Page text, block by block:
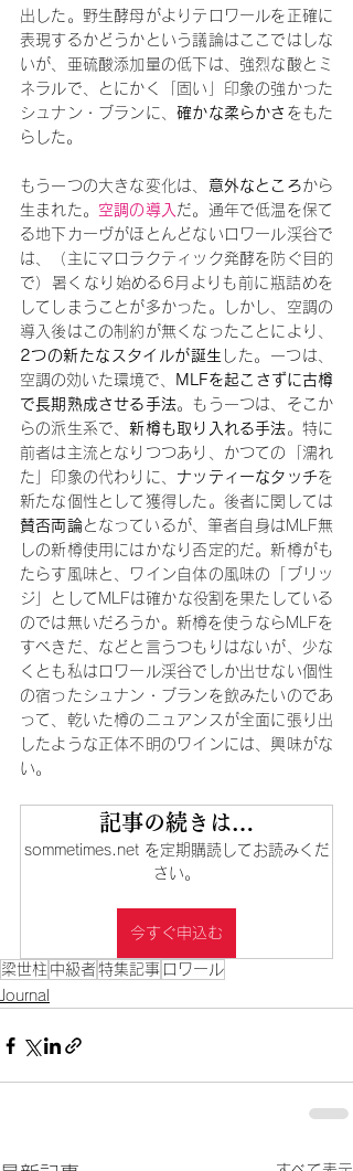
出した。野生酵母がよりテロワールを正確に
表現するかどうかという議論はここではしな
いが、亜硫酸添加量の低下は、強烈な酸とミ
ネラルで、とにかく「固い」印象の強かった
シュナン・ブランに、確かな柔らかさ をもた
らした。
もう一つの大きな変化は、 意外なところから
生まれた。 空調の導入 だ。通年で低温を保て
る地下カーヴがほとんどないロワール渓谷で
は、（主にマロラクティック発酵を防ぐ目的
で）暑くなり始める6月よりも前に瓶詰めを
してしまうことが多かった。しかし、空調の
導入後はこの制約が無くなったことにより、
2つの新たなスタイルが誕生 した。一つは、
空調の効いた環境で、
MLFを起こさずに古樽
で長期熟成させる手法。もう一つは、そこか
らの派生系で、新樽も取り入れる手法。特に
前者は主流となりつつあり、かつての「濡れ
た」印象の代わりに、 ナッティーなタッチを
新たな個性として獲得した。後者に関しては
賛否両論となっているが、筆者自身はMLF無
しの新樽使用にはかなり否定的だ。新樽がも
たらす風味と、ワイン自体の風味の「ブリッ
ジ」としてMLFは確かな役割を果たしている
のでは無いだろうか。新樽を使うならMLFを
すべきだ、などと言うつもりはないが、少な
くとも私はロワール渓谷でしか出せない個性
の宿ったシュナン・ブランを飲みたいのであ
って、乾いた樽のニュアンスが全面に張り出
したような正体不明のワインには、興味がな
い。
記事の続きは…
sommetimes.net を定期購読してお読みくだ
さい。
今すぐ申込む
梁世柱 中級者 特集記事 ロワール
Journal